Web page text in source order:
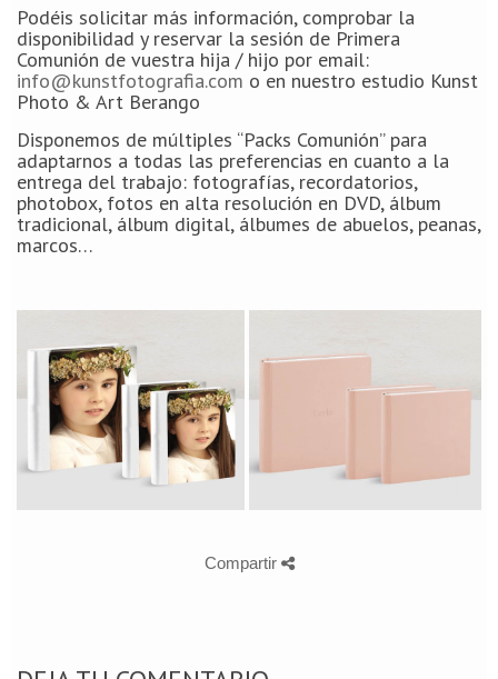
Podéis solicitar más información, comprobar la
disponibilidad y reservar la sesión de Primera
Comunión de vuestra hija / hijo por email:
info@kunstfotografia.com o en nuestro estudio Kunst
Photo & Art Berango
Disponemos de múltiples “Packs Comunión” para
adaptarnos a todas las preferencias en cuanto a la
entrega del trabajo: fotografías, recordatorios,
photobox, fotos en alta resolución en DVD, álbum
tradicional, álbum digital, álbumes de abuelos, peanas,
marcos…
Compartir